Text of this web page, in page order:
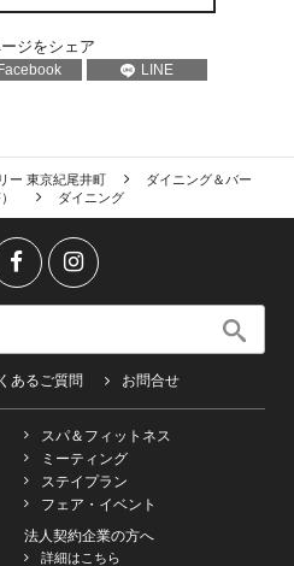
ジをシェア
Facebook LINE
ー 東京紀尾井町
ダイニング＆バー
ダイニング
あるご質問 お問合せ
スパ＆フィットネス
ミーティング
ステイプラン
フェア・イベント
法人契約企業の方へ
詳細はこちら